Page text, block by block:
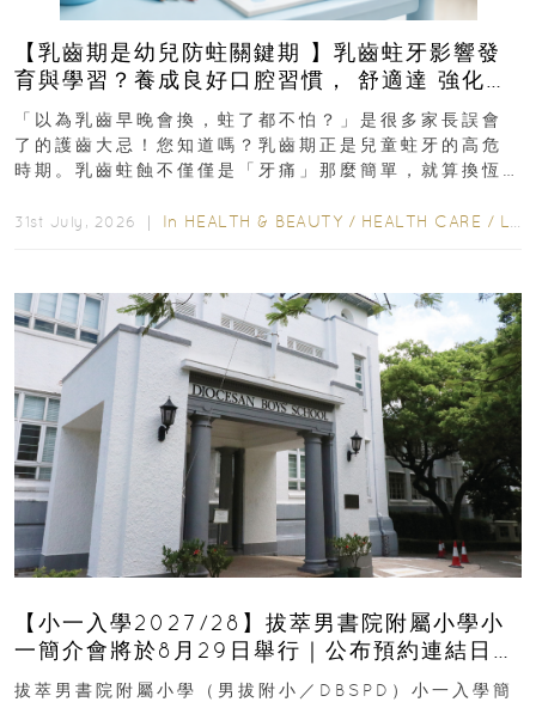
【乳齒期是幼兒防蛀關鍵期 】乳齒蛀牙影響發
育與學習？養成良好口腔習慣， 舒適達 強化琺
瑯質 兒童牙膏防護指南
「以為乳齒早晚會換，蛀了都不怕？」是很多家長誤會
了的護齒大忌！您知道嗎？乳齒期正是兒童蛀牙的高危
時期。乳齒蛀蝕不僅僅是「牙痛」那麼簡單，就算換恆
31st July, 2026 ｜ In HEALTH & BEAUTY / HEALTH CARE / LIFESTYLE
【小一入學2027/28】拔萃男書院附屬小學小
一簡介會將於8月29日舉行｜公布預約連結日期
｜更設有網上重溫
拔萃男書院附屬小學（男拔附小／DBSPD）小一入學簡